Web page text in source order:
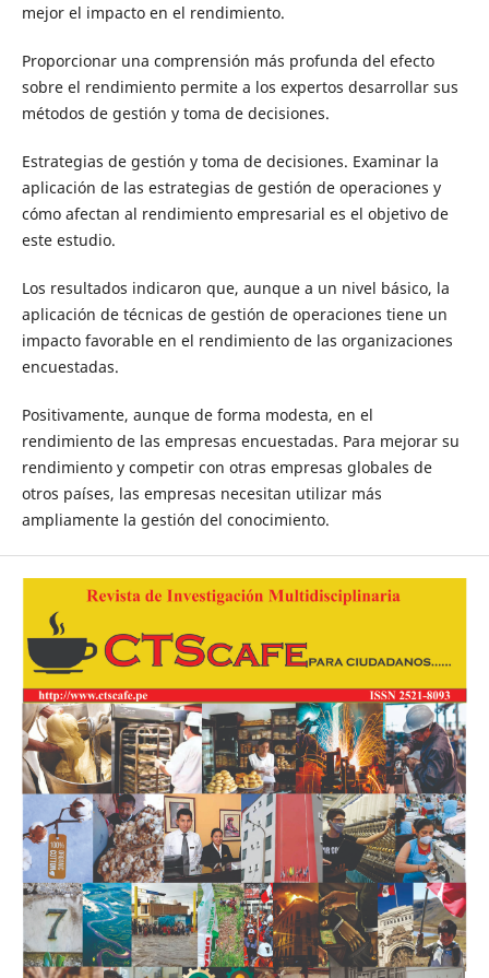
mejor el impacto en el rendimiento.
Proporcionar una comprensión más profunda del efecto
sobre el rendimiento permite a los expertos desarrollar sus
métodos de gestión y toma de decisiones.
Estrategias de gestión y toma de decisiones. Examinar la
aplicación de las estrategias de gestión de operaciones y
cómo afectan al rendimiento empresarial es el objetivo de
este estudio.
Los resultados indicaron que, aunque a un nivel básico, la
aplicación de técnicas de gestión de operaciones tiene un
impacto favorable en el rendimiento de las organizaciones
encuestadas.
Positivamente, aunque de forma modesta, en el
rendimiento de las empresas encuestadas. Para mejorar su
rendimiento y competir con otras empresas globales de
otros países, las empresas necesitan utilizar más
ampliamente la gestión del conocimiento.